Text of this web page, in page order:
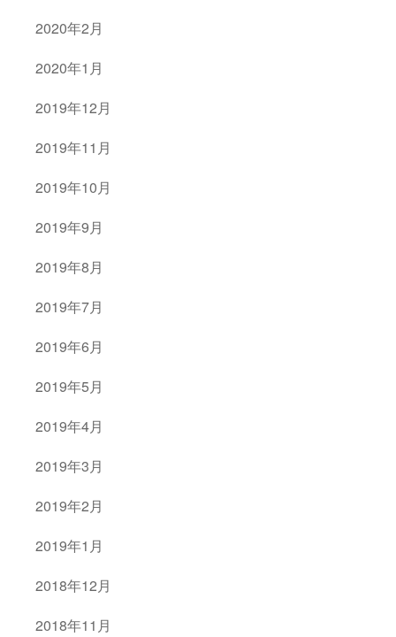
2020年2月
2020年1月
2019年12月
2019年11月
2019年10月
2019年9月
2019年8月
2019年7月
2019年6月
2019年5月
2019年4月
2019年3月
2019年2月
2019年1月
2018年12月
2018年11月